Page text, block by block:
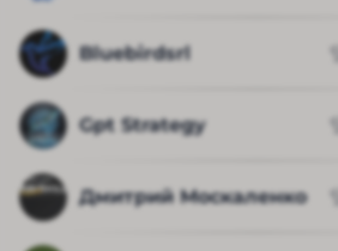
Bluebirdsrl
Gpt Strategy
Дмитрий Москаленко